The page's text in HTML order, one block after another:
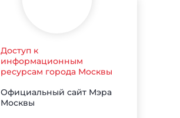
Доступ к
информационным
ресурсам города Москвы
Официальный сайт Мэра
Москвы